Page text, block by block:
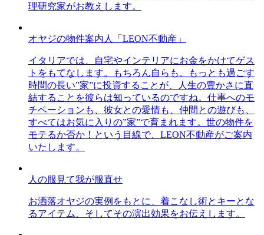
理研究家がお教えします。
オヤジの物件案内人「LEON不動産」
イタリアでは、自宅やインテリアにお金をかけてゲス
トをもてなします。もちろん自らも。もっとも過ごす
時間の長い”家”に投資することが、人生の豊かさに直
結することを彼らは知っているのですね。仕事へのモ
チベーションも、彼女との愛情も、仲間との遊びも、
すべてはお気に入りの”家”で育まれます。世の物件を
モテるか否か！という目線で、LEON不動産がご案内
いたします。
人の服見て我が服直せ
お洒落オヤジの実例をもとに、着こなし術とキーとな
るアイテム、そしてその演出効果をお伝えします。